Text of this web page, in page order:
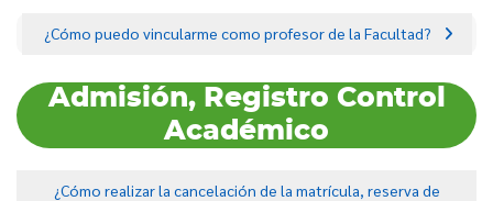
¿Cómo puedo vincularme como profesor de la Facultad?
Admisión, Registro Control
Académico
¿Cómo realizar la cancelación de la matrícula, reserva de